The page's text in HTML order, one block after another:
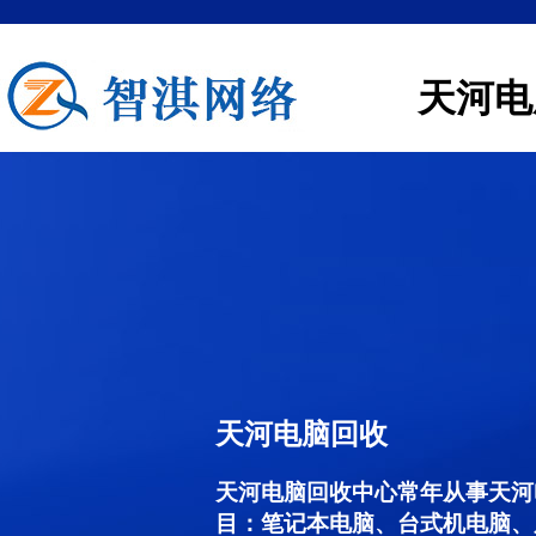
天河
天河电脑回收
天河电脑回收中心常年从事天
目：笔记本电脑、台式机电脑